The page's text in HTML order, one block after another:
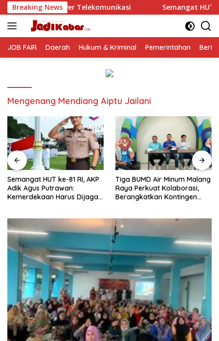
Langsung
ke
konten
Breaking News
Telekomunikasi Semangat HUT ke-81 RI, AKP Adik
JOB FAIR Daerah Hukum & Kriminal Pemerintahan
Mengenang Mendiang Aiptu Jailani
Semangat HUT ke-81 RI, AKP
Adik Agus Putrawan:
Kemerdekaan Harus Dijaga
Tiga BUMD Air Minum Malang
Raya Perkuat Kolaborasi,
Berangkatkan Kontingen